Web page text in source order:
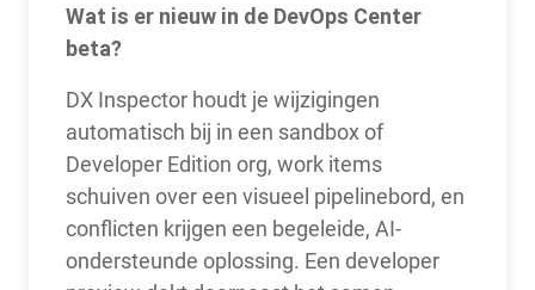
Wat is er nieuw in de DevOps Center
beta?
DX Inspector houdt je wijzigingen
automatisch bij in een sandbox of
Developer Edition org, work items
schuiven over een visueel pipelinebord, en
conflicten krijgen een begeleide, AI-
ondersteunde oplossing. Een developer